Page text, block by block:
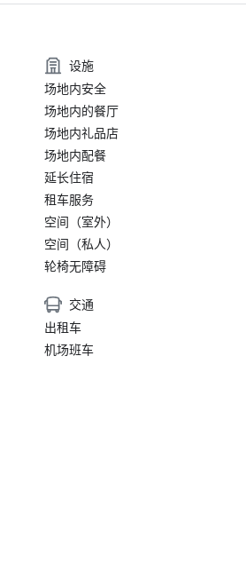
设施
场地内安全
场地内的餐厅
场地内礼品店
场地内配餐
延长住宿
租车服务
空间（室外）
空间（私人）
轮椅无障碍
交通
出租车
机场班车